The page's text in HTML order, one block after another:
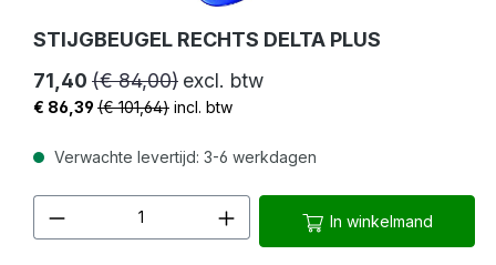
STIJGBEUGEL RECHTS DELTA PLUS
71,40 (€ 84,00) excl. btw
€ 86,39 (€ 101,64) incl. btw
Verwachte levertijd: 3-6 werkdagen
Producthoeveelheid: Voer de
In winkelmand